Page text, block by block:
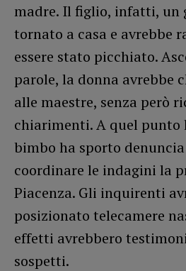
madre. Il figlio, infatti, un
tornato a casa e avrebbe
essere stato picchiato.
parole, la donna avrebbe
alle maestre, senza però
chiarimenti. A quel punto
bimbo ha sporto
coordinare le indagini la
Piacenza. Gli inquirenti
posizionato telecamere
effetti avrebbero
sospetti.